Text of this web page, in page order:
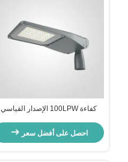
كفاءة 100LPW الإصدار القياسي
بحجم 60 مم حل لإضاءة الشوارع
والممرات
احصل على أفضل سعر